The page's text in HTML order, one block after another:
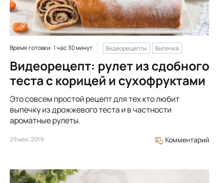
Время готовки: 1 час 30 минут Видеорецепты Выпечка
Видеорецепт: рулет из сдобного
теста с корицей и сухофруктами
Это совсем простой рецепт для тех кто любит
выпечку из дрожжевого теста и в частности
ароматные рулеты.
29 мая, 2019 Комментарий